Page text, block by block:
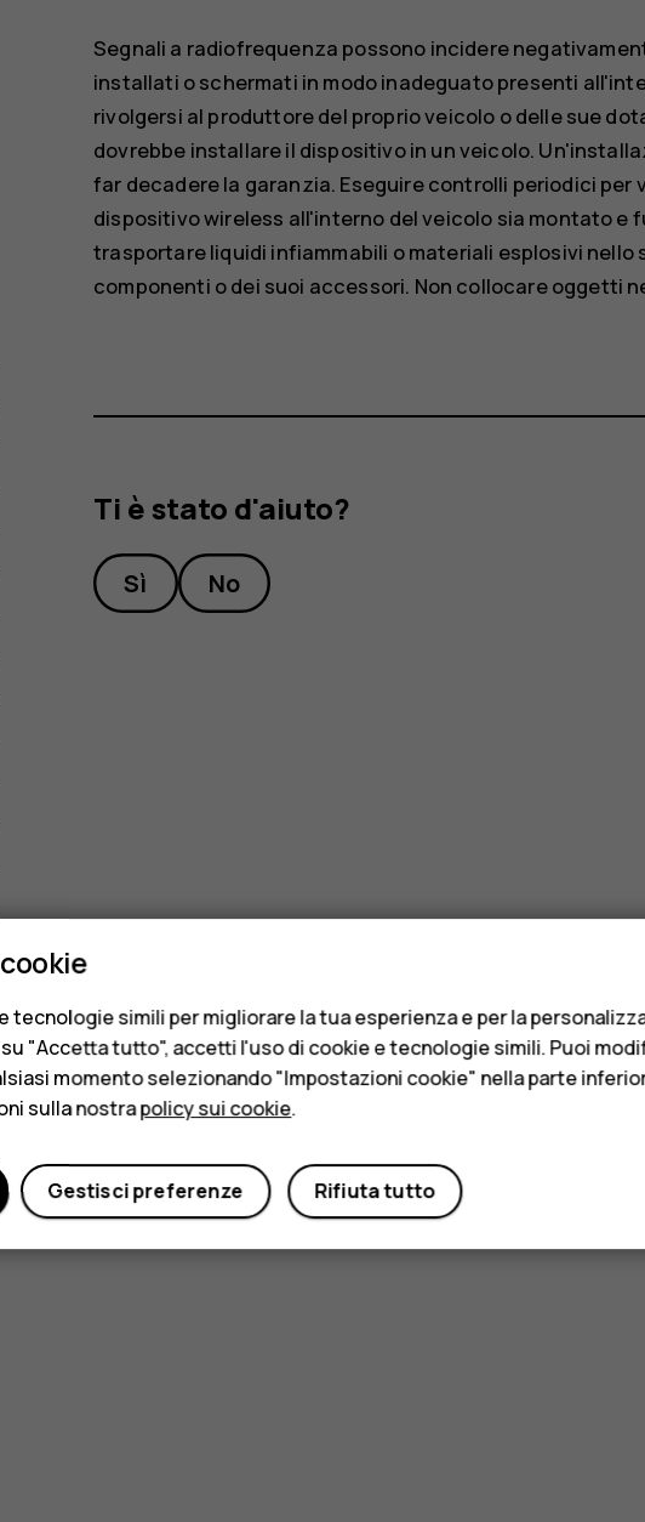
Segnali a radiofrequenza possono incidere
installati o schermati in modo inadeguato presenti
rivolgersi al produttore del proprio veicolo o delle sue
dovrebbe installare il dispositivo in un veicolo.
far decadere la garanzia. Eseguire controlli periodici
dispositivo wireless all'interno del veicolo sia montato e
trasportare liquidi infiammabili o materiali esplosivi
componenti o dei suoi accessori. Non collocare oggetti
Ti è stato d'aiuto?
Sì No
tecnologie simili per migliorare la tua esperienza e per la
"Accetta tutto", accetti l'uso di cookie e tecnologie simili. Puoi
momento selezionando "Impostazioni cookie" nella parte
sulla nostrapolicy sui cookie.
Rifiuta tutto
Gestisci preferenze